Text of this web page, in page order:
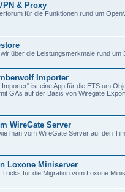
& Proxy
für die Funktionen rund um
über die Leistungsmerkmale rund um
Importer
Importer" ist eine App für die ETS um
GAs auf der Basis von Wiregate
WireGate Server
man vom WireGate Server auf den
Loxone Miniserver
Tricks für die Migration vom Loxone